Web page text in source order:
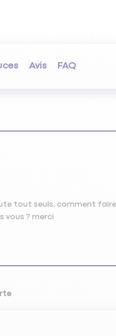
Avis FAQ
tout seuls, comment
vous ? merci